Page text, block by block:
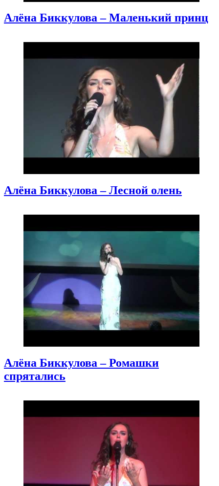
Алёна Биккулова – Маленький принц
Алёна Биккулова – Лесной олень
Алёна Биккулова – Ромашки
спрятались